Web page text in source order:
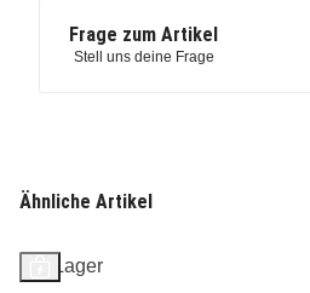
Frage zum Artikel
Stell uns deine Frage
Ähnliche Artikel
Auf Lager